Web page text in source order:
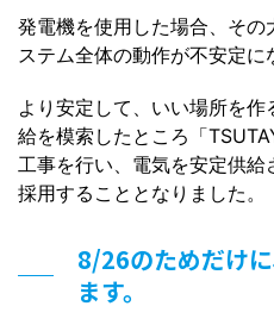
発電機を使用した場合、そ
ステム全体の動作が不安定に
より安定して、いい場所を
給を模索したところ「
工事を行い、電気を安定供
採用することとなりました。
8/26のためだけ
ます。